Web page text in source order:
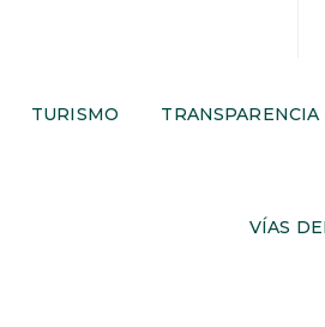
TURISMO TRANSPARENCIA
VÍAS